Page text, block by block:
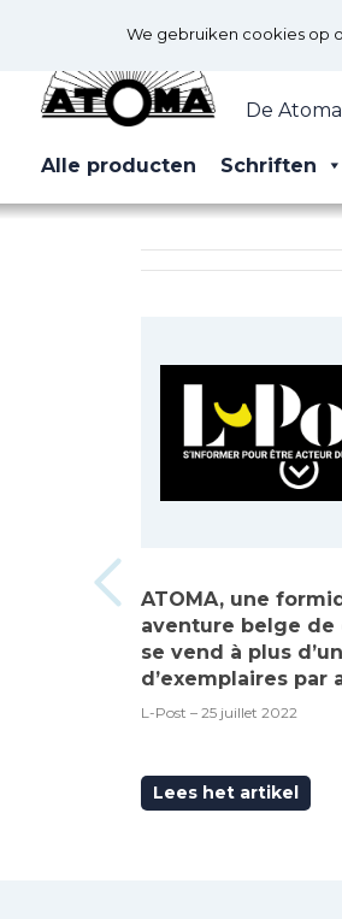
De
Alle producten Schriften
ATOMA, une
aventure belge de
se vend à plus
d’exemplaires par
L-Post – 25 juillet 2022
Lees het artikel
We gebruiken cookies op